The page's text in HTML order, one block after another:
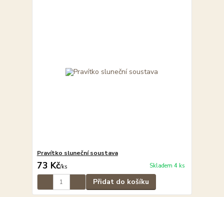
Pravítko sluneční soustava
73 Kč/ks Skladem 4 ks
Přidat do košíku